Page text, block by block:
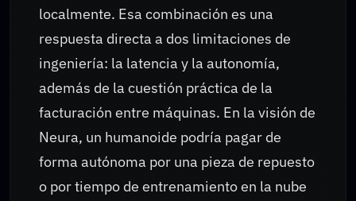
localmente. Esa combinación es una
respuesta directa a dos limitaciones de
ingeniería: la latencia y la autonomía,
además de la cuestión práctica de la
facturación entre máquinas. En la visión de
Neura, un humanoide podría pagar de
forma autónoma por una pieza de repuesto
o por tiempo de entrenamiento en la nube